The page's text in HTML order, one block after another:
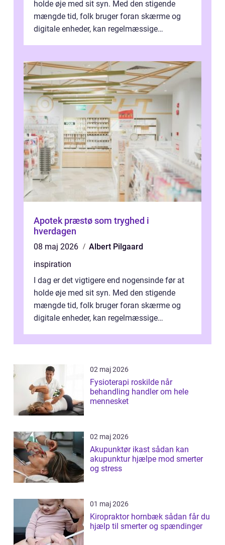
holde øje med sit syn. Med den stigende
mængde tid, folk bruger foran skærme og
digitale enheder, kan regelmæssige
Apotek præstø som tryghed i
hverdagen
08 maj 2026
Albert Pilgaard
inspiration
I dag er det vigtigere end nogensinde før at
holde øje med sit syn. Med den stigende
mængde tid, folk bruger foran skærme og
digitale enheder, kan regelmæssige
02 maj 2026
Fysioterapi roskilde når
behandling handler om hele
mennesket
02 maj 2026
Akupunktør ikast sådan kan
akupunktur hjælpe mod smerter
og stress
01 maj 2026
Kiropraktor hornbæk sådan får du
hjælp til smerter og spændinger